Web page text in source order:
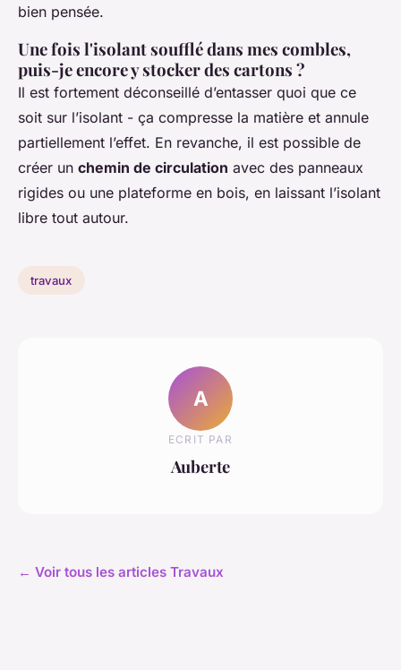
bien pensée.
Une fois l'isolant soufflé dans mes combles,
puis-je encore y stocker des cartons ?
Il est fortement déconseillé d’entasser quoi que ce
soit sur l’isolant - ça compresse la matière et annule
partiellement l’effet. En revanche, il est possible de
créer un chemin de circulation avec des panneaux
rigides ou une plateforme en bois, en laissant l’isolant
libre tout autour.
travaux
A
ECRIT PAR
Auberte
← Voir tous les articles Travaux